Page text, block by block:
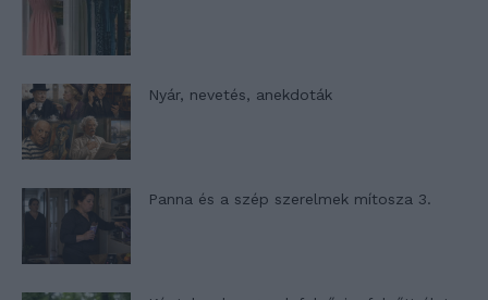
Nyár, nevetés, anekdoták
Panna és a szép szerelmek mítosza 3.